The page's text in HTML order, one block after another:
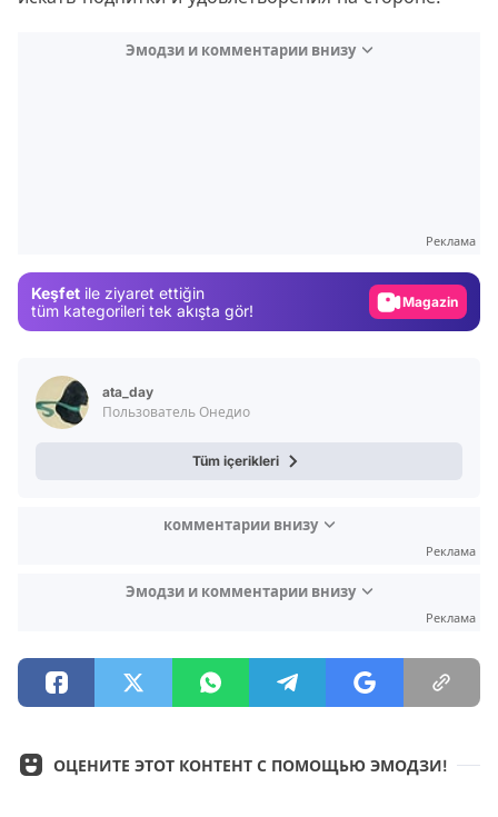
Эмодзи и комментарии внизу
Реклама
Keşfet ile ziyaret ettiğin
tüm kategorileri tek akışta gör!
Magazin
ata_day
Пользователь Онедио
Tüm içerikleri
комментарии внизу
Реклама
Эмодзи и комментарии внизу
Реклама
ОЦЕНИТЕ ЭТОТ КОНТЕНТ С ПОМОЩЬЮ ЭМОДЗИ!